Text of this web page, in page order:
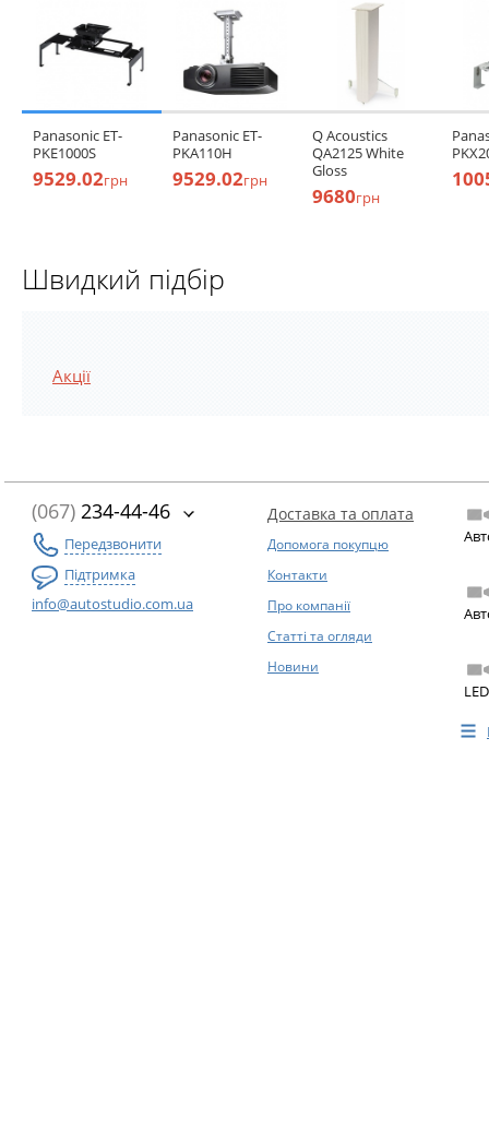
Panasonic ET-
PKE1000S
9529.02грн
Panasonic ET-
PKA110H
9529.02грн
Q Acoustics
QA2125 White
Gloss
9680грн
Швидкий підбір
Акції
(067) 234-44-46
Передзвонити
Підтримка
info@autostudio.com.ua
Доставка та оплата
Допомога покупцю
Контакти
Про компанії
Статті та огляди
Новини